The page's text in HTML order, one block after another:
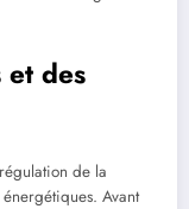
et des
de la
Avant